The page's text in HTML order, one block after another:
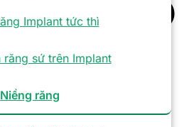
Implant tức thì
răng sứ trên Implant
Niềng răng